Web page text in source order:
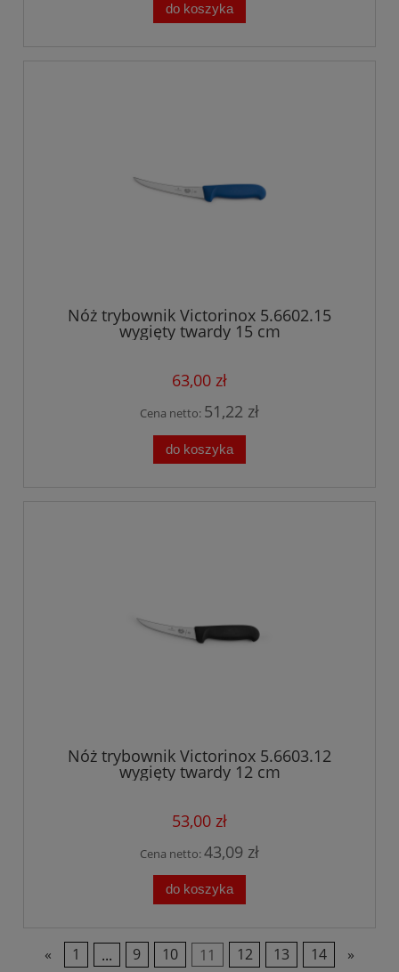
do koszyka
Nóż trybownik Victorinox 5.6602.15
wygięty twardy 15 cm
63,00 zł
Cena netto: 51,22 zł
do koszyka
Nóż trybownik Victorinox 5.6603.12
wygięty twardy 12 cm
53,00 zł
Cena netto:43,09 zł
do koszyka
« 1 ... 9 10 11 12 13 14 »